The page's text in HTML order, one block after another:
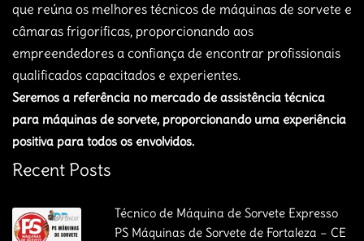
que reúna os melhores técnicos de máquinas de sorvete e
câmaras frigorificas, proporcionando aos
empreendedores a confiança de encontrar profissionais
qualificados capacitados e experientes.
Seremos a referência no mercado de assistência técnica
para máquinas de sorvete, proporcionando uma experiência
positiva para todos os envolvidos.
Recent Posts
Técnico de Máquina de Sorvete Expresso
PS Máquinas de Sorvete de Fortaleza – CE